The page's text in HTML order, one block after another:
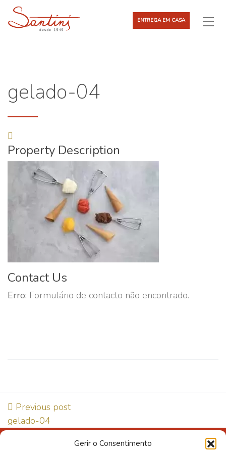
Gerir o Consentimento
ENTREGA EM CASA
gelado-04
Property Description
Contact Us
Erro: Formulário de contacto não encontrado.
Previous post
gelado-04